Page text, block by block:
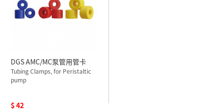
DGS AMC/MC泵管用管卡
Tubing Clamps, for Peristaltic
pump
$ 42